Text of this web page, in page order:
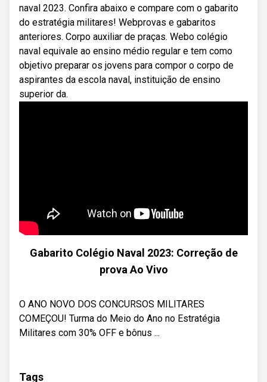
naval 2023. Confira abaixo e compare com o gabarito
do estratégia militares! Webprovas e gabaritos
anteriores. Corpo auxiliar de praças. Webo colégio
naval equivale ao ensino médio regular e tem como
objetivo preparar os jovens para compor o corpo de
aspirantes da escola naval, instituição de ensino
superior da.
Gabarito Colégio Naval 2023: Correção de
prova Ao Vivo
O ANO NOVO DOS CONCURSOS MILITARES
COMEÇOU! Turma do Meio do Ano no Estratégia
Militares com 30% OFF e bônus ...
Tags